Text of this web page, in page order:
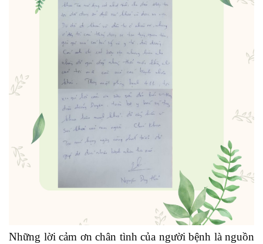
Những lời cảm ơn chân tình của người bệnh là nguồn